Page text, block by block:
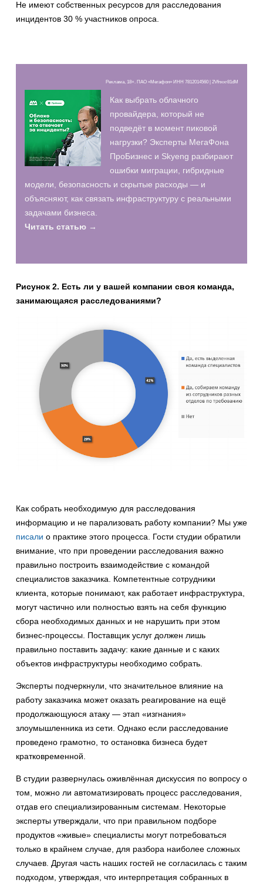
Не имеют собственных ресурсов для расследования
инцидентов 30 % участников опроса.
Реклама, 18+. ПАО «Мегафон» ИНН 7812014560 | 2Vfnxxr81dM
Как выбрать облачного
провайдера, который не
подведёт в момент пиковой
нагрузки? Эксперты МегаФона
ПроБизнес и Skyeng разбирают
ошибки миграции, гибридные
модели, безопасность и скрытые расходы — и
объясняют, как связать инфраструктуру с реальными
задачами бизнеса.
Читать статью →
Рисунок 2. Есть ли у вашей компании своя команда,
занимающаяся расследованиями?
Как собрать необходимую для расследования
информацию и не парализовать работу компании? Мы уже
писали о практике этого процесса. Гости студии обратили
внимание, что при проведении расследования важно
правильно построить взаимодействие с командой
специалистов заказчика. Компетентные сотрудники
клиента, которые понимают, как работает инфраструктура,
могут частично или полностью взять на себя функцию
сбора необходимых данных и не нарушить при этом
бизнес-процессы. Поставщик услуг должен лишь
правильно поставить задачу: какие данные и с каких
объектов инфраструктуры необходимо собрать.
Эксперты подчеркнули, что значительное влияние на
работу заказчика может оказать реагирование на ещё
продолжающуюся атаку — этап «изгнания»
злоумышленника из сети. Однако если расследование
проведено грамотно, то остановка бизнеса будет
кратковременной.
В студии развернулась оживлённая дискуссия по вопросу о
том, можно ли автоматизировать процесс расследования,
отдав его специализированным системам. Некоторые
эксперты утверждали, что при правильном подборе
продуктов «живые» специалисты могут потребоваться
только в крайнем случае, для разбора наиболее сложных
случаев. Другая часть наших гостей не согласилась с таким
подходом, утверждая, что интерпретация собранных в